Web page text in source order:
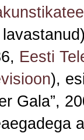
Eesti
),
Gala”,